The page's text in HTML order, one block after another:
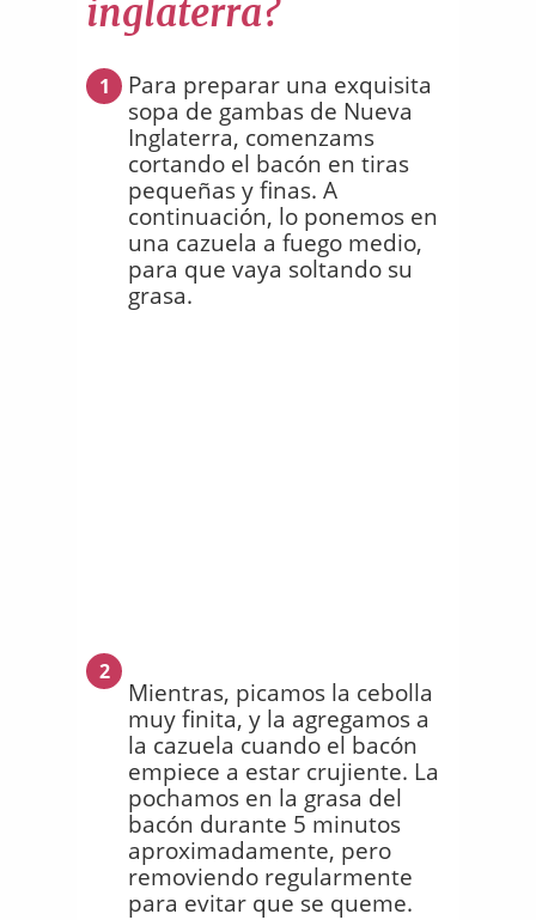
inglaterra?
1
Para preparar una exquisita
sopa de gambas de Nueva
Inglaterra, comenzams
cortando el bacón en tiras
pequeñas y finas. A
continuación, lo ponemos en
una cazuela a fuego medio,
para que vaya soltando su
grasa.
2
Mientras, picamos la cebolla
muy finita, y la agregamos a
la cazuela cuando el bacón
empiece a estar crujiente. La
pochamos en la grasa del
bacón durante 5 minutos
aproximadamente, pero
removiendo regularmente
para evitar que se queme.